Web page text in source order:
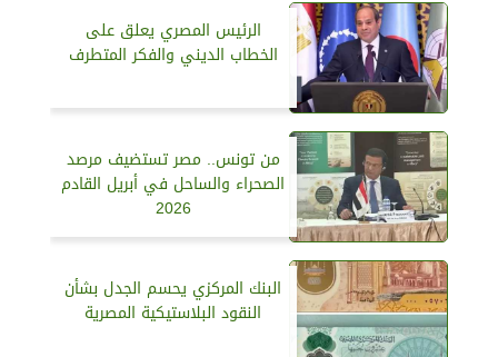
الرئيس المصري يعلق على
الخطاب الديني والفكر المتطرف
من تونس.. مصر تستضيف مرصد
الصحراء والساحل في أبريل القادم
2026
البنك المركزي يحسم الجدل بشأن
النقود البلاستيكية المصرية